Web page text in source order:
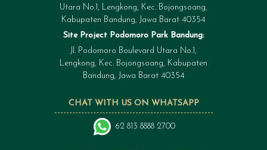
CHAT WITH US ON WHATSAPP
62 813 8888 2700
Utara No.1, Lengkong, Kec. Bojongsoang,
Kabupaten Bandung, Jawa Barat 40354
Site Project Podomoro Park Bandung:
Jl. Podomoro Boulevard Utara No.1,
Lengkong, Kec. Bojongsoang, Kabupaten
Bandung, Jawa Barat 40354